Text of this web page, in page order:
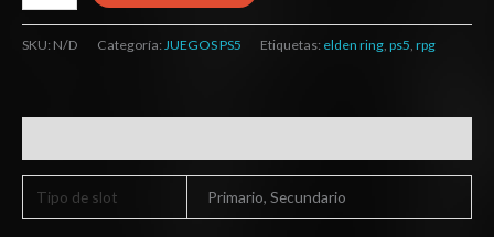
SKU: N/D Categoría: JUEGOS PS5 Etiquetas: elden ring ps5 rpg
Tipo de slot Primario, Secundario